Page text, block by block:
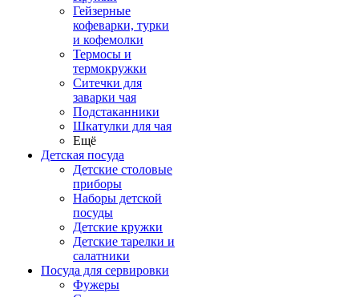
Гейзерные
кофеварки, турки
и кофемолки
Термосы и
термокружки
Ситечки для
заварки чая
Подстаканники
Шкатулки для чая
Ещё
Детская посуда
Детские столовые
приборы
Наборы детской
посуды
Детские кружки
Детские тарелки и
салатники
Посуда для сервировки
Фужеры